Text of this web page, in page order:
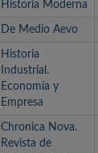
Historia Moderna
De Medio Aevo
Historia
Industrial.
Economía y
Empresa
Chronica Nova.
Revista de